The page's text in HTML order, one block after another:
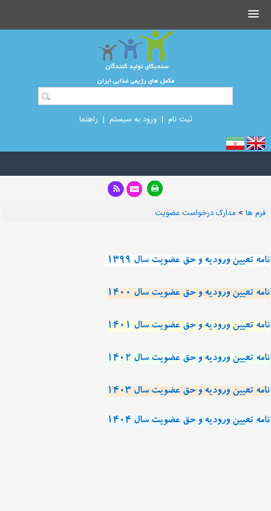
ثبت نام |ورود به سیستم | راهنما
فرم ها > مدارک درخواست عضویت
نامه تعیین ورودیه و حق عضویت سال 1399
نامه تعیین ورودیه و حق عضویت سال 1400
نامه تعیین ورودیه و حق عضویت سال 1401
نامه تعیین ورودیه و حق عضویت سال 1402
نامه تعیین ورودیه و حق عضویت سال 1403
نامه تعیین ورودیه و حق عضویت سال 1404